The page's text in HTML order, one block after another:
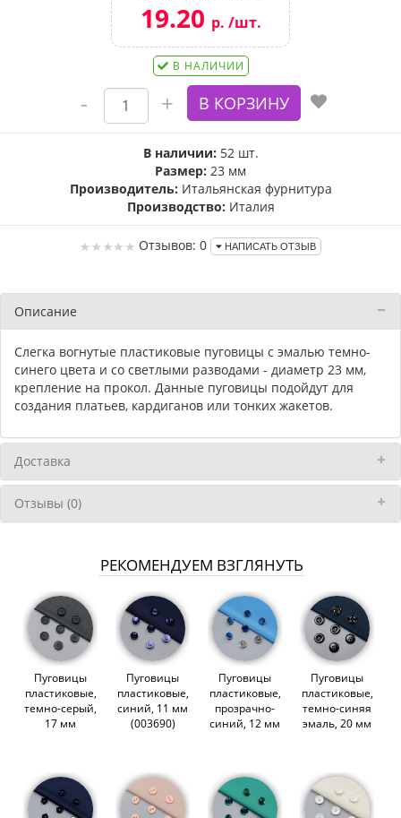
19.20 р. /шт.
В НАЛИЧИИ
В наличии: 52 шт.
Размер: 23 мм
Производитель: Итальянская фурнитура
Производство: Италия
Отзывов: 0 НАПИСАТЬ ОТЗЫВ
Описание
Слегка вогнутые пластиковые пуговицы с эмалью темно-
синего цвета и со светлыми разводами - диаметр 23 мм,
крепление на прокол. Данные пуговицы подойдут для
создания платьев, кардиганов или тонких жакетов.
Доставка
Отзывы (0)
РЕКОМЕНДУЕМ ВЗГЛЯНУТЬ
Пуговицы
пластиковые,
темно-серый,
17 мм
Пуговицы
пластиковые,
синий, 11 мм
(003690)
Пуговицы
пластиковые,
прозрачно-
синий, 12 мм
Пуговицы
пластиковые,
темно-синяя
эмаль, 20 мм